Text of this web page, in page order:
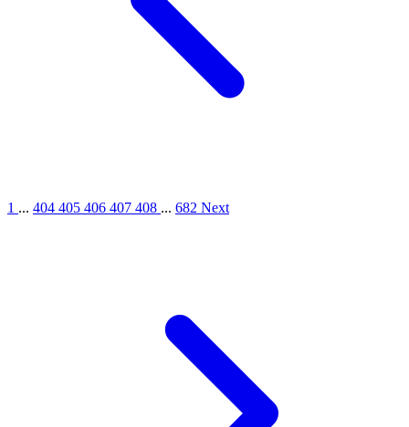
1 ... 404 405 406 407 408 ... 682 Next